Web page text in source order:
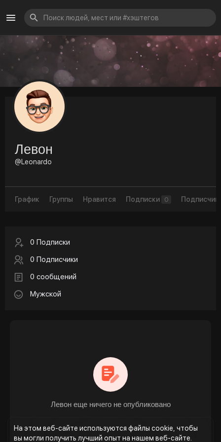
На этом веб-сайте используются файлы cookie, чтобы
вы могли получить лучший опыт на нашем веб-сайте.
Левон
@Leonardo
График Группы Нравится Подписки 0
0 Подписки
0 Подписчики
0 сообщений
Мужской
Левон еще ничего не опубликовано